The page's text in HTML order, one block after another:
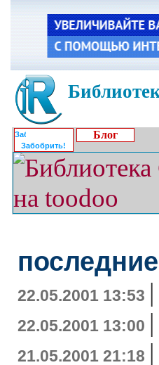
Забобрить!
Блог
22.05.2001 13:53 |
22.05.2001 13:00 |
21.05.2001 21:18 |